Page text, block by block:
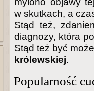
mylono objawy
w skutkach, a
Stąd też,
diagnozy, która
Stąd też być
królewskiej.
Popularność